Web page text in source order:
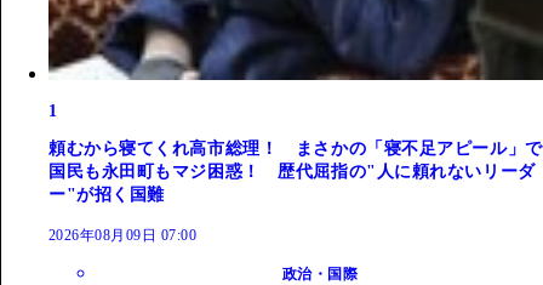
1
頼むから寝てくれ高市総理！ まさかの「寝不足アピール」で
国民も永田町もマジ困惑！ 歴代屈指の"人に頼れないリーダ
ー"が招く国難
2026年08月09日 07:00
政治・国際